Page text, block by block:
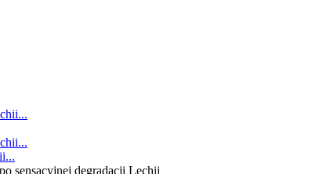
sensacyjnej degradacji Lechii